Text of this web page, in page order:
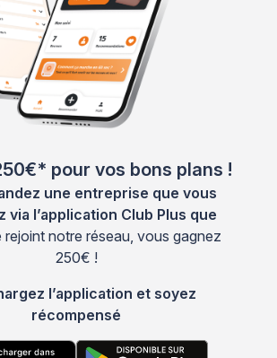
pour vos bons plans !
une entreprise que vous
via l’application Club Plus que
rejoint notre réseau, vous gagnez
250€ !
l’application et soyez
récompensé